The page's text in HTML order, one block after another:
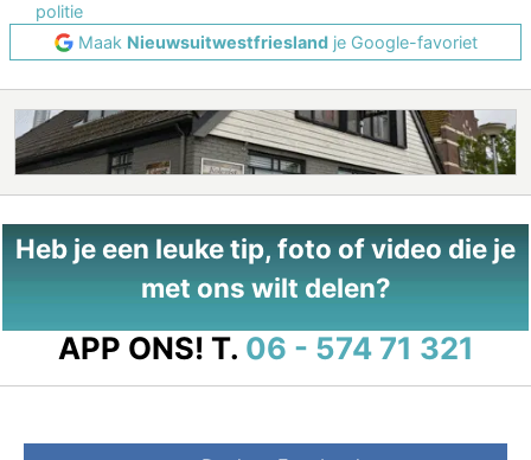
politie
Maak Nieuwsuitwestfrieslandje Google-favoriet
Heb je een leuke tip, foto of video die je
met ons wilt delen?
APP ONS! T. 06 - 574 71 321